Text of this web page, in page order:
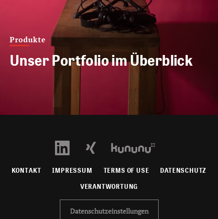
Produkte
Unser Portfolio im Überblick
KONTAKT IMPRESSUM TERMS OF USE DATENSCHUTZ
VERANTWORTUNG
Datenschutzeinstellungen